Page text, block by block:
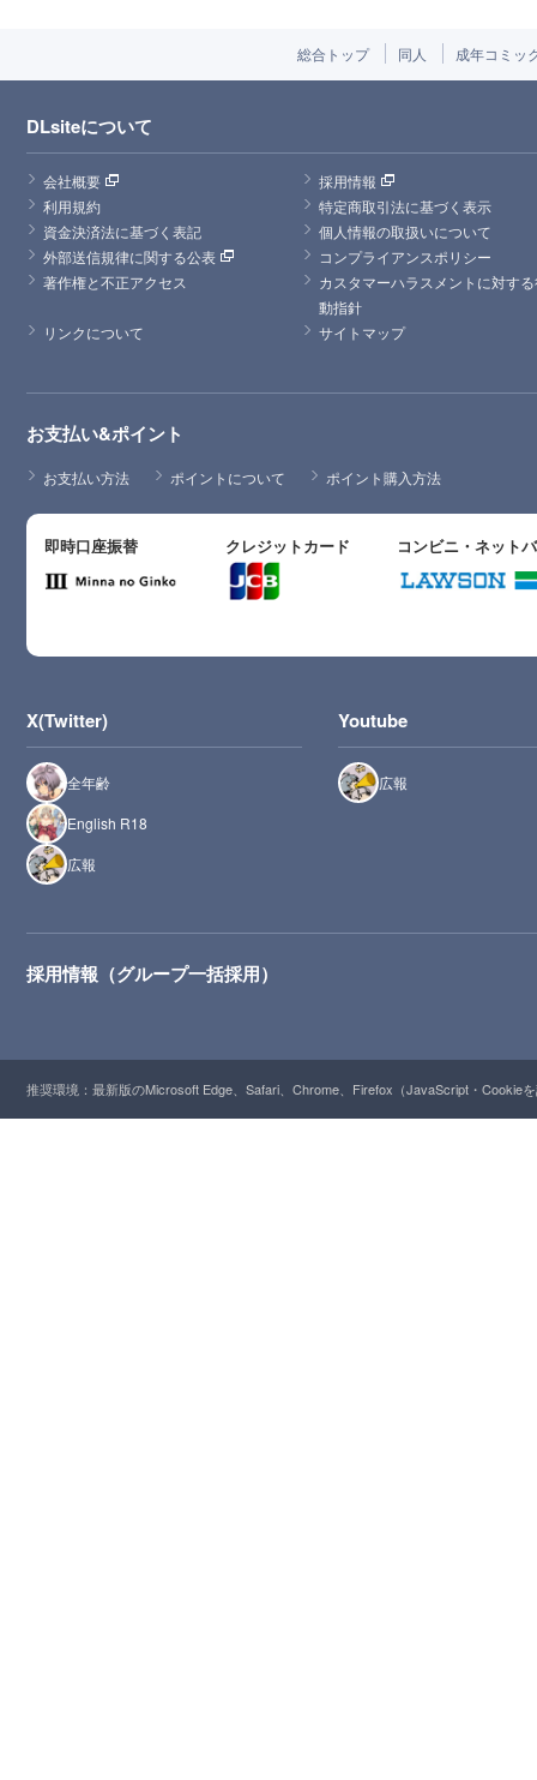
総合トップ 同人 成年コミッ
DLsiteについて
会社概要
採用情報
利用規約
特定商取引法に基づく表示
資金決済法に基づく表記
個人情報の取扱いについて
外部送信規律に関する公表
コンプライアンスポリシー
著作権と不正アクセス
カスタマーハラスメントに対す
動指針
リンクについて
サイトマップ
お支払い&ポイント
お支払い方法 ポイントについて ポイント購入方法
即時口座振替 クレジットカード コンビニ・ネット
X(Twitter)
全年齢
English R18
広報
Youtube
広報
採用情報（グループ一括採用）
推奨環境：最新版のMicrosoft Edge、Safari、Chrome、Firefox（JavaScript・Cookie